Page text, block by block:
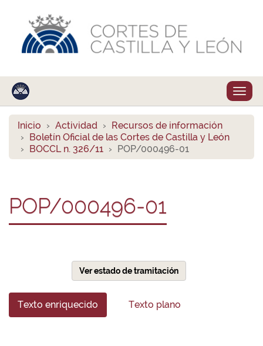
Inicio Actividad
Recursos de información
Boletín Oficial de las Cortes de Castilla y León
BOCCL n. 326/11
POP/000496-01
POP/000496-01
Ver estado de tramitación
Texto enriquecido Texto plano